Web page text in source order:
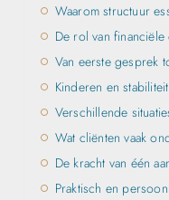
Waarom structuur
De rol van
Van eerste gesprek
Kinderen en stabiliteit
Verschillende
Wat cliënten vaak
De kracht van één
Praktisch en